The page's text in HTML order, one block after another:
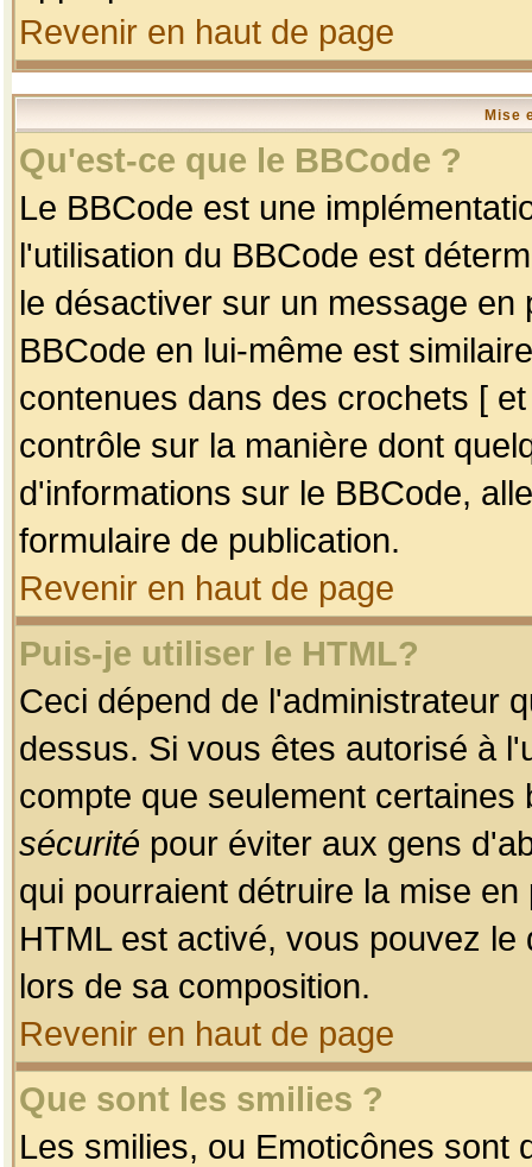
Revenir en haut de page
Mise
Qu'est-ce que le BBCode ?
Le BBCode est une
l'utilisation du BBCode est
le désactiver sur un message
BBCode en lui-même est
contenues dans des crochets [
contrôle sur la manière dont
d'informations sur le BBCode,
formulaire de publication.
Revenir en haut de page
Puis-je utiliser le HTML?
Ceci dépend de l'administrateur
dessus. Si vous êtes autorisé à
compte que seulement
sécurité pour éviter aux gens
qui pourraient détruire la mise
HTML est activé, vous pouvez
lors de sa composition.
Revenir en haut de page
Que sont les smilies ?
Les smilies, ou Emoticônes sont